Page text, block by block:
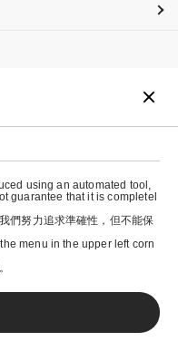
using an automated tool,
guarantee that it is completel
們努力追求準確性，但不能保
menu in the upper left corn